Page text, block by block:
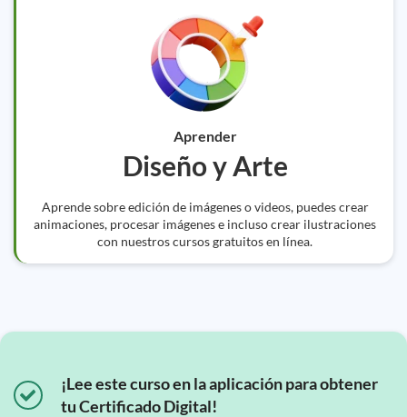
Aprender
Diseño y Arte
Aprende sobre edición de imágenes o videos, puedes crear
animaciones, procesar imágenes e incluso crear ilustraciones
con nuestros cursos gratuitos en línea.
¡Lee este curso en la aplicación para obtener
tu Certificado Digital!